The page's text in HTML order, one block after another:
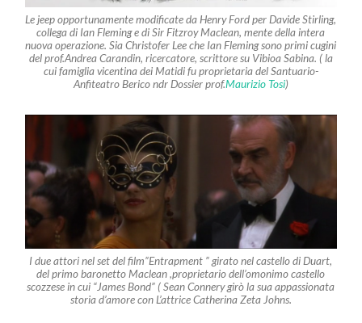
Le jeep opportunamente modificate da Henry Ford per Davide Stirling,
collega di Ian Fleming e di Sir Fitzroy Maclean, mente della intera
nuova operazione. Sia Christofer Lee che Ian Fleming sono primi cugini
del prof.Andrea Carandin, ricercatore, scrittore su Vibioa Sabina. ( la
cui famiglia vicentina dei Matidi fu proprietaria del Santuario-
Anfiteatro Berico ndr Dossier prof.Maurizio Tosi)
I due attori nel set del film”Entrapment ” girato nel castello di Duart,
del primo baronetto Maclean ,proprietario dell’omonimo castello
scozzese in cui “James Bond” ( Sean Connery girò la sua appassionata
storia d’amore con L’attrice Catherina Zeta Johns.